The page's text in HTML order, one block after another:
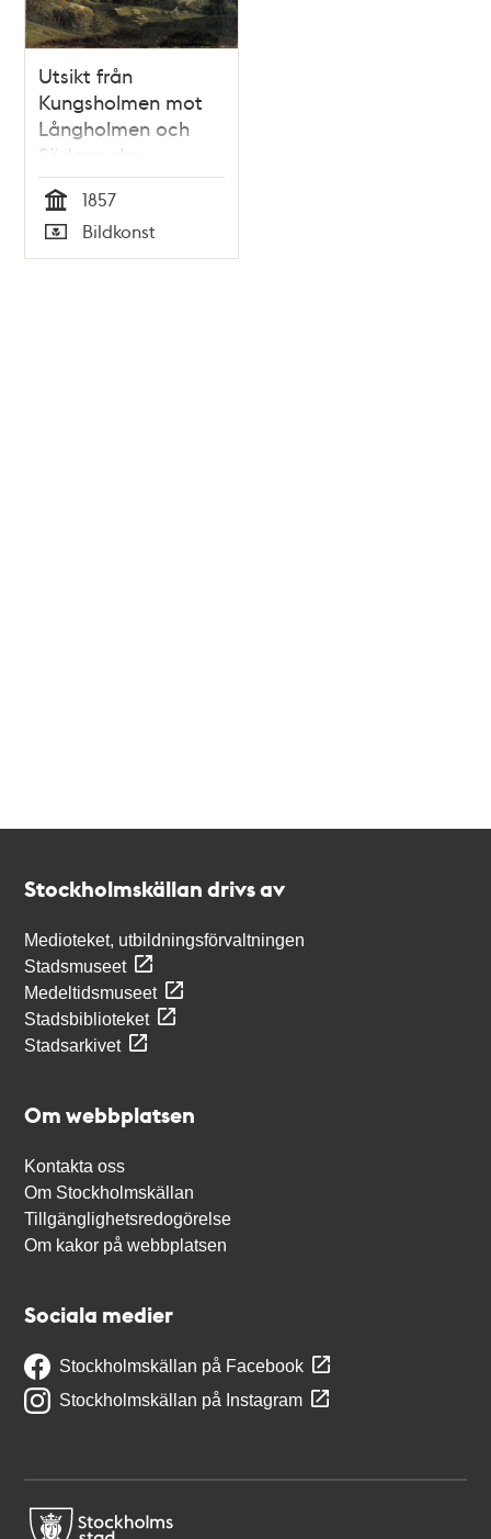
Utsikt från
Kungsholmen mot
Långholmen och
Södermalm
Tid
1857
Typ
Bildkonst
Stockholmskällan drivs av
Medioteket, utbildningsförvaltningen
Stadsmuseet
Medeltidsmuseet
Stadsbiblioteket
Stadsarkivet
Om webbplatsen
Kontakta oss
Om Stockholmskällan
Tillgänglighetsredogörelse
Om kakor på webbplatsen
Sociala medier
Stockholmskällan på Facebook
Stockholmskällan på Instagram